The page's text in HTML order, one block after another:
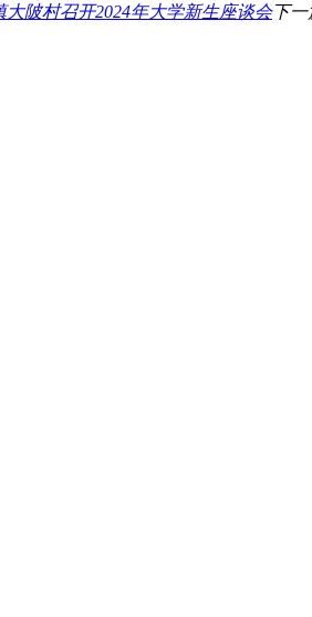
陂村召开2024年大学新生座谈会下一